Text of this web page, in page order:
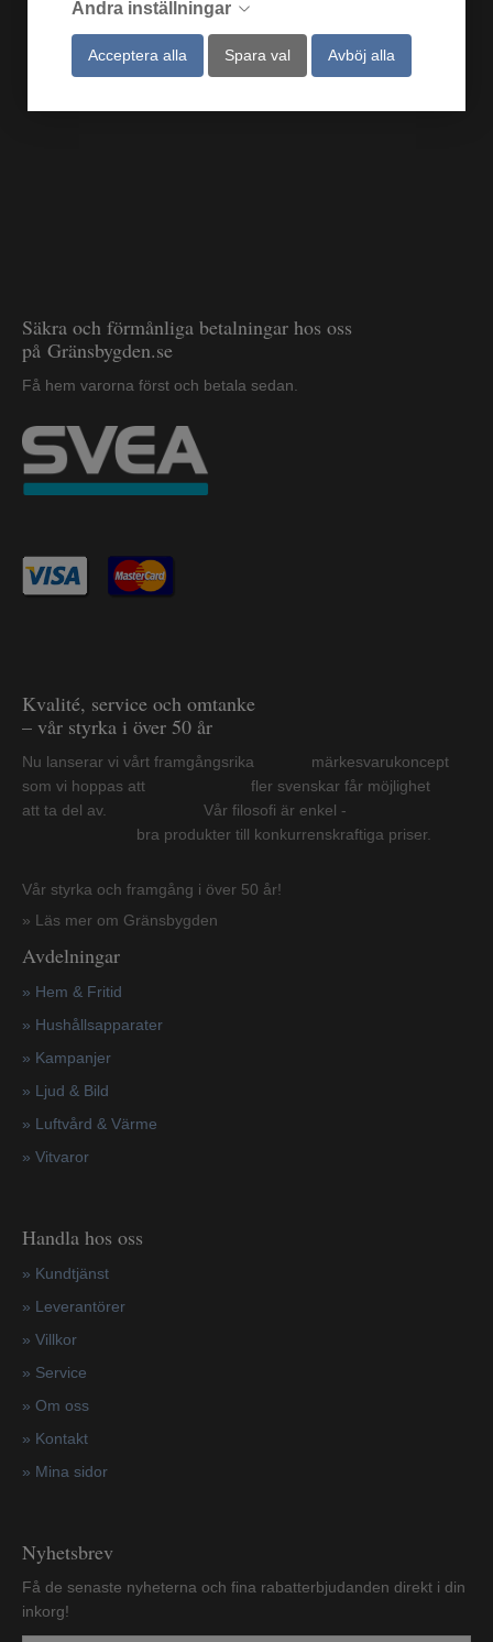
Ändra inställningar
Acceptera alla Spara val Avböj alla
Säkra och förmånliga betalningar hos oss
på Gränsbygden.se
Få hem varorna först och betala sedan.
Kvalité, service och omtanke
– vår styrka i över 50 år
Nu lanserar vi vårt framgångsrika märkesvarukoncept
som vi hoppas att fler svenskar får möjlighet
att ta del av. Vår filosofi är enkel -
bra produkter till konkurrenskraftiga priser.
Vår styrka och framgång i över 50 år!
» Läs mer om Gränsbygden
Avdelningar
» Hem & Fritid
» Hushållsapparater
» Kampanjer
» Ljud & Bild
» Luftvård & Värme
» Vitvaror
Handla hos oss
» Kundtjänst
» Leverantörer
» Villkor
» Service
» Om oss
» Kontakt
» Mina sidor
Nyhetsbrev
Få de senaste nyheterna och fina rabatterbjudanden direkt i din
inkorg!